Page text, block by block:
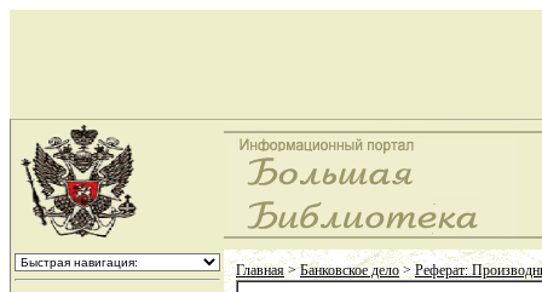
Главная>Банковское дело> Реферат: